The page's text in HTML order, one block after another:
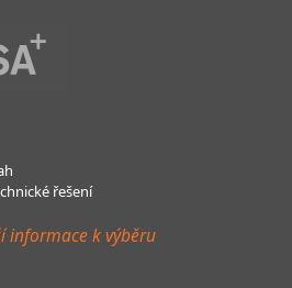
řešení
informace k výběru